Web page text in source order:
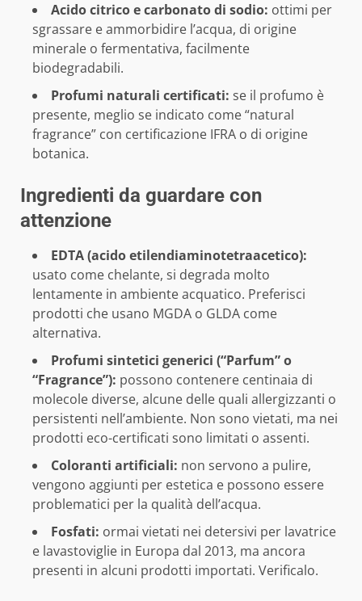
Acido citrico e carbonato di sodio: ottimi per
sgrassare e ammorbidire l’acqua, di origine
minerale o fermentativa, facilmente
biodegradabili.
Profumi naturali certificati: se il profumo è
presente, meglio se indicato come “natural
fragrance” con certificazione IFRA o di origine
botanica.
Ingredienti da guardare con
attenzione
EDTA (acido etilendiaminotetraacetico):
usato come chelante, si degrada molto
lentamente in ambiente acquatico. Preferisci
prodotti che usano MGDA o GLDA come
alternativa.
Profumi sintetici generici (“Parfum” o
“Fragrance”): possono contenere centinaia di
molecole diverse, alcune delle quali allergizzanti o
persistenti nell’ambiente. Non sono vietati, ma nei
prodotti eco-certificati sono limitati o assenti.
Coloranti artificiali: non servono a pulire,
vengono aggiunti per estetica e possono essere
problematici per la qualità dell’acqua.
Fosfati: ormai vietati nei detersivi per lavatrice
e lavastoviglie in Europa dal 2013, ma ancora
presenti in alcuni prodotti importati. Verificalo.